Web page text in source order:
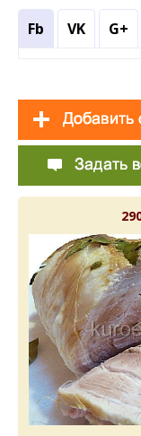
Fb VK G+